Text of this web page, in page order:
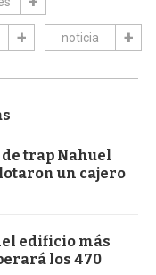
noticia
trap Nahuel
un cajero
edificio más
los 470